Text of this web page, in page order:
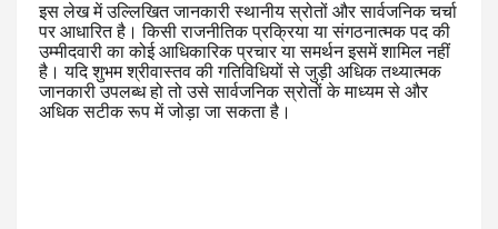
इस लेख में उल्लिखित जानकारी स्थानीय स्रोतों और सार्वजनिक चर्चा
पर आधारित है। किसी राजनीतिक प्रक्रिया या संगठनात्मक पद की
उम्मीदवारी का कोई आधिकारिक प्रचार या समर्थन इसमें शामिल नहीं
है। यदि शुभम श्रीवास्तव की गतिविधियों से जुड़ी अधिक तथ्यात्मक
जानकारी उपलब्ध हो तो उसे सार्वजनिक स्रोतों के माध्यम से और
अधिक सटीक रूप में जोड़ा जा सकता है।